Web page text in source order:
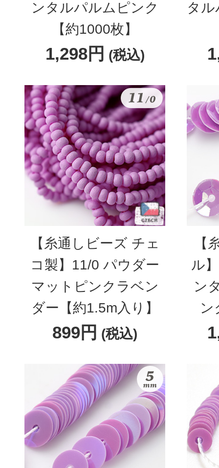
ンタルパルムピンク
【約1000枚】
1,298円 (税込)
タ
【糸通しビーズ チェ
コ製】11/0 パウダー
マットピンクラベン
ダー【約1.5m入り】
899円 (税込)
【
ル
ン
ン